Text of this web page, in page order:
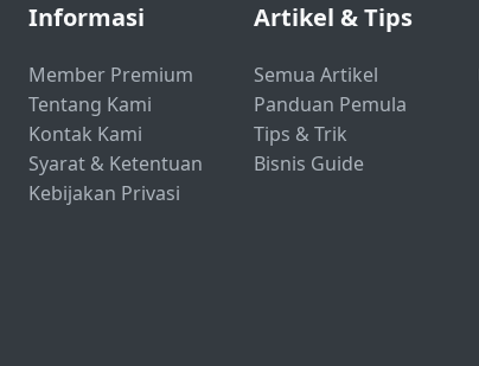
Informasi
Member Premium
Tentang Kami
Kontak Kami
Syarat & Ketentuan
Kebijakan Privasi
Artikel & Tips
Semua Artikel
Panduan Pemula
Tips & Trik
Bisnis Guide